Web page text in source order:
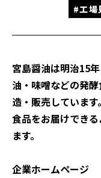
#工場
宮島醤油は明治15
油・味噌などの発
造・販売していま
食品をお届けでき
ます。
企業ホームページ